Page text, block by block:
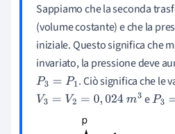
Sappiamo che la seconda
(volume costante) e che la
iniziale. Questo significa che
invariato, la pressione deve
P3=P1
. Ciò significa che le
V3=V2 =0, 024 m 3 eP3= P